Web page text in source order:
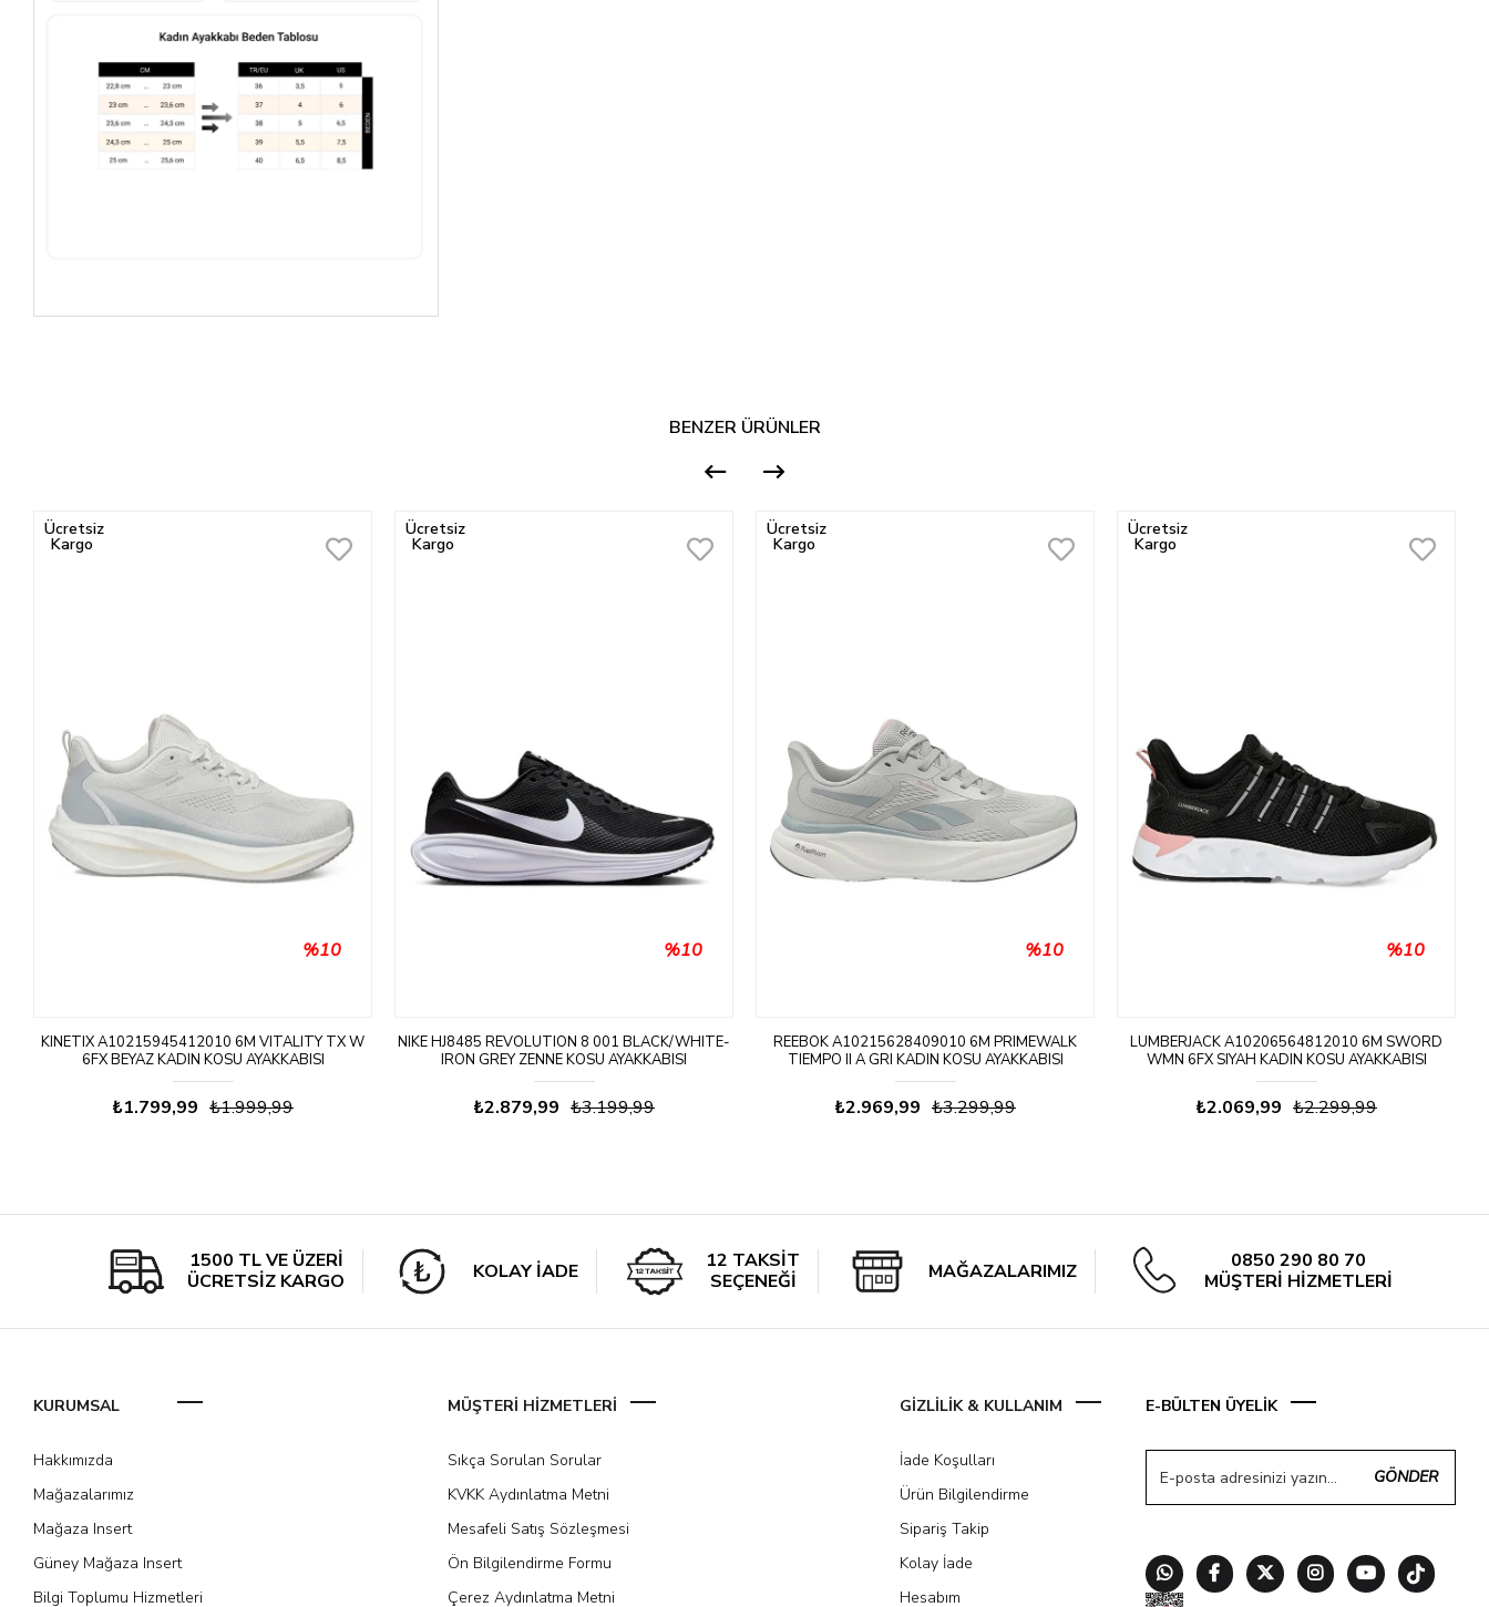
BENZER ÜRÜNLER
KINETIX A10215945412010 6M VITALITY TX W
6FX BEYAZ KADIN KOSU AYAKKABISI
₺1.799,99 ₺1.999,99
%10
Ücretsiz
Kargo
NIKE HJ8485 REVOLUTION 8 001 BLACK/WHITE-
IRON GREY ZENNE KOSU AYAKKABISI
₺2.879,99 ₺3.199,99
%10
Ücretsiz
Kargo
REEBOK A10215628409010 6M PRIMEWALK
TIEMPO II A GRI KADIN KOSU AYAKKABISI
₺2.969,99 ₺3.299,99
%10
Ücretsiz
Kargo
LUMBERJACK A10206564812010 6M SWORD
WMN 6FX SIYAH KADIN KOSU AYAKKABISI
₺2.069,99 ₺2.299,99
%10
Ücretsiz
Kargo
1500 TL VE ÜZERİ
ÜCRETSİZ KARGO
KOLAY İADE
12 TAKSİT
SEÇENEĞİ
MAĞAZALARIMIZ
0850 290 80 70
MÜŞTERİ HİZMETLERİ
KURUMSAL
Hakkımızda
Mağazalarımız
Mağaza Insert
Güney Mağaza Insert
Bilgi Toplumu Hizmetleri
MÜŞTERİ HİZMETLERİ
Sıkça Sorulan Sorular
KVKK Aydınlatma Metni
Mesafeli Satış Sözleşmesi
Ön Bilgilendirme Formu
Çerez Aydınlatma Metni
GİZLİLİK & KULLANIM
İade Koşulları
Ürün Bilgilendirme
Sipariş Takip
Kolay İade
Hesabım
E-BÜLTEN ÜYELİK
GÖNDER